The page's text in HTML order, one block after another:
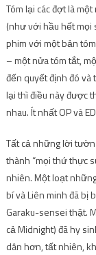
Tóm lại các đợt là
(như với hầu hết mọi
phim với một bản
– một nửa tóm tắt,
đến quyết định đó và
lại thì điều này được
nhau. Ít nhất OP và
Tất cả những lời
thành “mọi thứ thực
nhiên. Một loạt
bí và Liên minh đã bị
Garaku-sensei thật.
cả Midnight) đã hy
dân hơn, tất nhiên,